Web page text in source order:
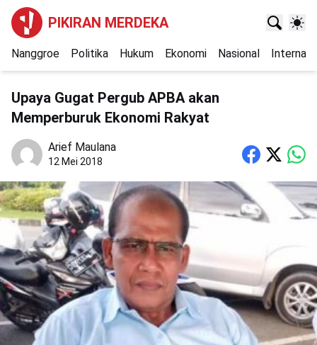
PIKIRAN MERDEKA
Nanggroe Politika Hukum Ekonomi Nasional
Upaya Gugat Pergub APBA akan
Memperburuk Ekonomi Rakyat
Arief Maulana
12 Mei 2018